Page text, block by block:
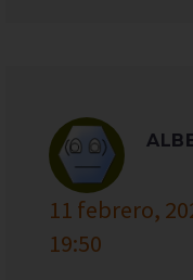
11 febrero,
19:50